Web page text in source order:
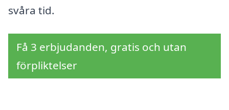
svåra tid.
Få 3 erbjudanden, gratis och utan
förpliktelser